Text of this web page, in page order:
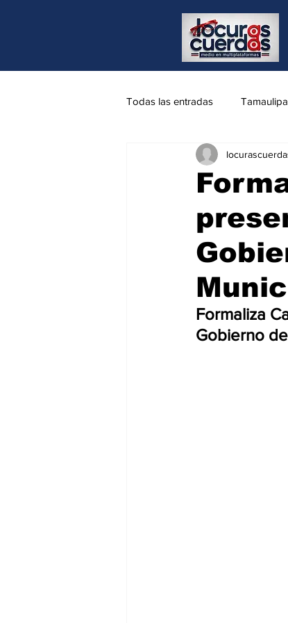
Todas las entradas
REYNOSA
Formaliza
Gobierno